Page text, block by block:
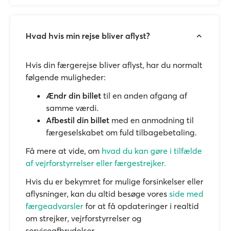
Hvad hvis min rejse bliver aflyst?
Hvis din færgerejse bliver aflyst, har du normalt
følgende muligheder:
Ændr din billet til en anden afgang af
samme værdi.
Afbestil din billet med en anmodning til
færgeselskabet om fuld tilbagebetaling.
Få mere at vide, om hvad du kan gøre i tilfælde
af vejrforstyrrelser eller færgestrejker.
Hvis du er bekymret for mulige forsinkelser eller
aflysninger, kan du altid besøge vores side med
færgeadvarsler for at få opdateringer i realtid
om strejker, vejrforstyrrelser og